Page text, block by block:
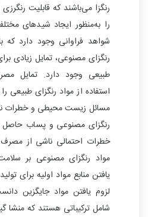
رنگزا می‌باشند که قابلیت
را به‌منظور ایجاد شیدهای
شواهد فراوانی وجود دارد که
رنگزای مصنوعی، تمایل زیادی
طبیعی وجود دارد. تمایل
استفاده از مواد رنگزای طبیعی
مسائل زیست محیطی و خطرات
رنگزای مصنوعی و پساب
خطرات احتمالی ناشی از مصرف
مواد رنگزای مصنوعی بر
یافتن منابع مواد اولیه برای
لزوم یافتن مواد جایگزین
شامل ترکیباتی هستند که منشا